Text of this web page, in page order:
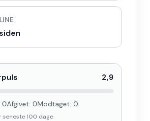
2,9
0Afgivet: 0Modtaget: 0
seneste100 dage